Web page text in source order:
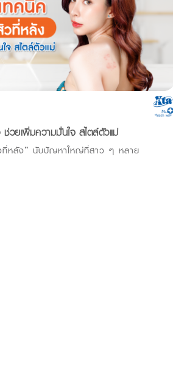
วยเพิ่มความมั่นใจ สไตล์ตัวแม่
ที่หลัง” นับปัญหาใหญ่ที่สาว ๆ หลาย